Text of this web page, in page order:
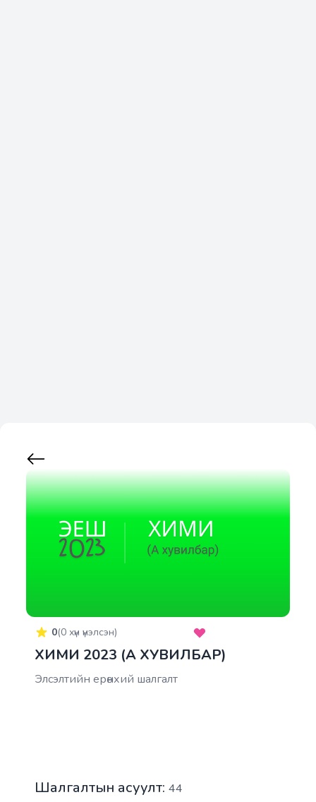
0(0 хүн үнэлсэн)
ХИМИ 2023 (A ХУВИЛБАР)
Элсэлтийн ерөнхий шалгалт
Шалгалтын асуулт: 44